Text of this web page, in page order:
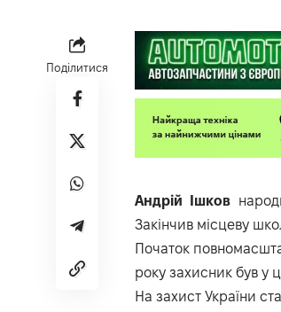
Поділитися
Андрій Ішков
Закінчив місцеву
Початок
року захисник був у
На захист України